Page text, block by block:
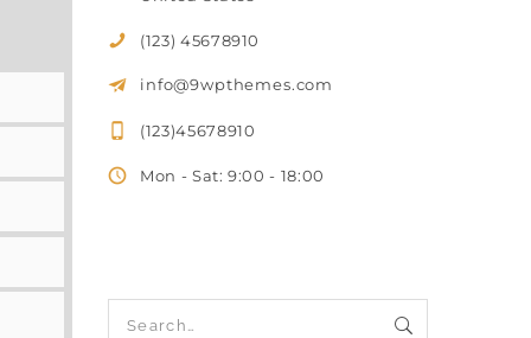
(123) 45678910
info@9wpthemes.com
(123)45678910
Mon - Sat: 9:00 - 18:00